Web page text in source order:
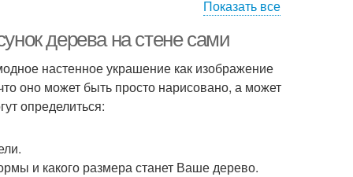
Показать все
дерева на стене сами
настенное украшение как изображение
оно может быть просто нарисовано, а может
определиться:
и какого размера станет Ваше дерево.